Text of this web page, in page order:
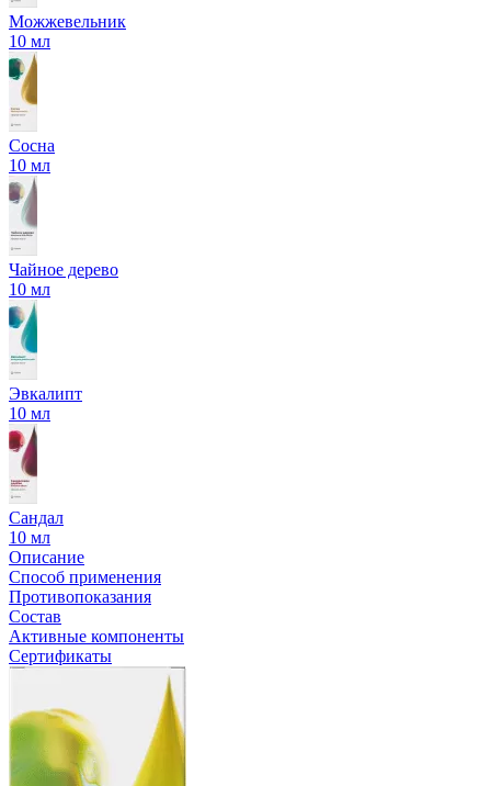
Можжевельник
10 мл
Сосна
10 мл
Чайное дерево
10 мл
Эвкалипт
10 мл
Сандал
10 мл
Описание
Способ применения
Противопоказания
Состав
Активные компоненты
Сертификаты